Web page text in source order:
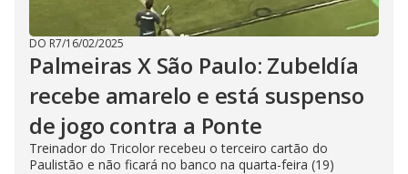
DO R7/16/02/2025
Palmeiras X São Paulo: Zubeldía
recebe amarelo e está suspenso
de jogo contra a Ponte
Treinador do Tricolor recebeu o terceiro cartão do
Paulistão e não ficará no banco na quarta-feira (19)